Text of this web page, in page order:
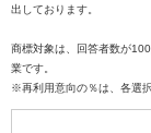
出しております。
商標対象は、回答者数が
業です。
※再利用意向の％は、各選